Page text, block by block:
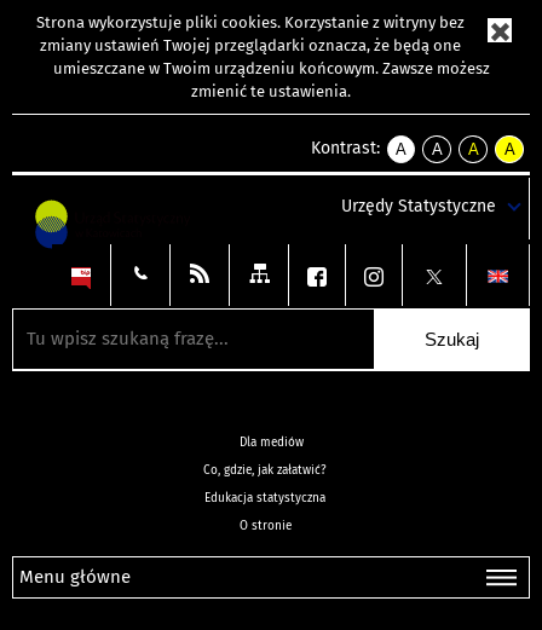
Strona wykorzystuje pliki cookies. Korzystanie z witryny bez
zmiany ustawień Twojej przeglądarki oznacza, że będą one
umieszczane w Twoim urządzeniu końcowym. Zawsze możesz
zmienić te ustawienia.
Kontrast:
A
kontrast
A
kontrast
tekst
czarnym
A
kontrast
tekst
czarnym
A
tekst
żółtym
Urzędy Statystyczne
Dla mediów
Co, gdzie, jak załatwić?
Edukacja statystyczna
O stronie
Menu główne